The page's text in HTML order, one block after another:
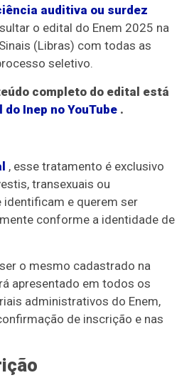
auditiva ou surdez
o edital do Enem 2025 na
(Libras) com todas as
seletivo.
completo do edital está
do Inep no YouTube .
, esse tratamento é exclusivo
transexuais ou
identificam e querem ser
conforme a identidade de
o mesmo cadastrado na
apresentado em todos os
administrativos do Enem,
de inscrição e nas